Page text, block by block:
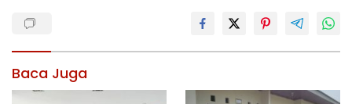
Baca Juga